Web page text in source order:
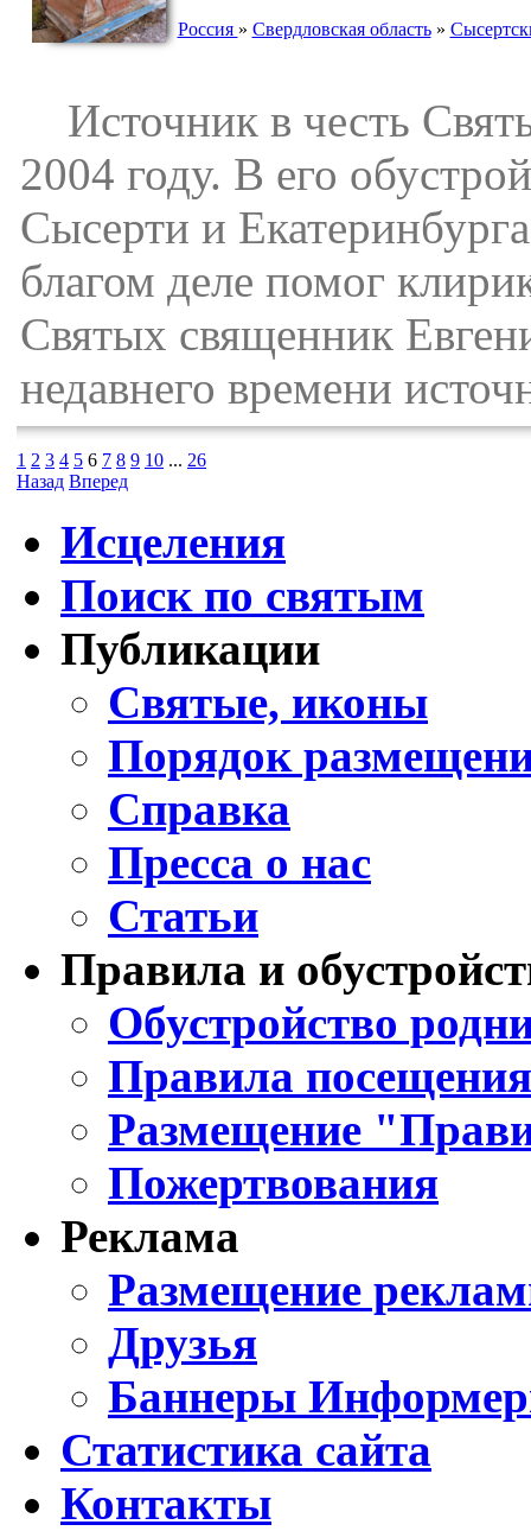
Россия » Свердловская область»
Источник в честь
2004 году. В его
Сысерти и
благом деле помог
Святых священник
недавнего времени
1 2 3 4 5 6 7 8 9 10 ... 26
Назад Вперед
Исцеления
Поиск по святым
Публикации
Святые, иконы
Порядок
Справка
Пресса о нас
Статьи
Правила и
Обустройство
Правила
Размещение
Пожертвования
Реклама
Размещение
Друзья
Баннеры
Статистика сайта
Контакты